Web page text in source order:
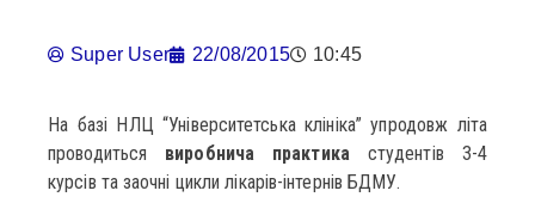
Super User 22/08/2015 10:45
На базі НЛЦ “Університетська клініка” упродовж літа
проводиться виробнича практика студентів 3-4
курсів та заочні цикли лікарів-інтернів БДМУ.